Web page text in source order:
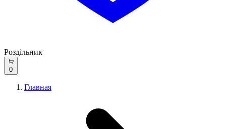
Роздільник
0
Главная